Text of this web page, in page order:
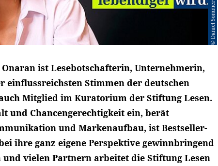
© Daniel Sommer
Onaran ist Lesebotschafterin, Unternehmerin,
einflussreichsten Stimmen der deutschen
Mitglied im Kuratorium der Stiftung Lesen.
und Chancengerechtigkeit ein, berät
und Markenaufbau, ist Bestseller-
ihre ganz eigene Perspektive gewinnbringend
vielen Partnern arbeitet die Stiftung Lesen